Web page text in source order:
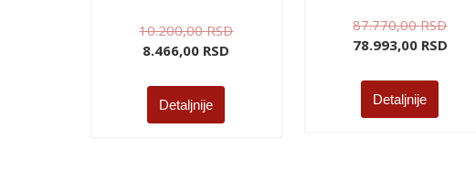
10.200,00RSD
8.466,00 RSD
Detaljnije
87.770,00RSD
78.993,00 RSD
Detaljnije